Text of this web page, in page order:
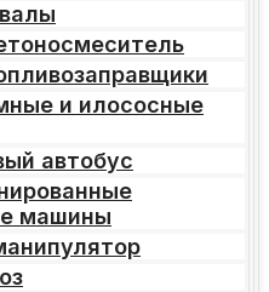
и илососные
автобус
машины